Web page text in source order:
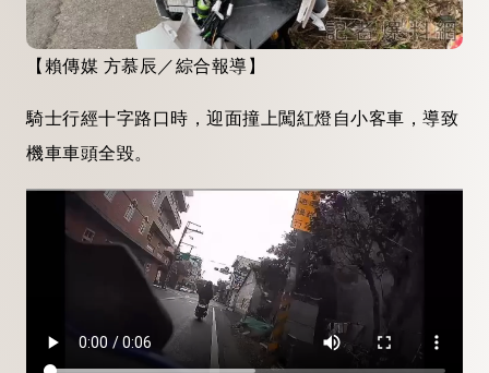
【賴傳媒 方慕辰／綜合報導】
騎士行經十字路口時，迎面撞上闖紅燈自小客車，導致
機車車頭全毀。